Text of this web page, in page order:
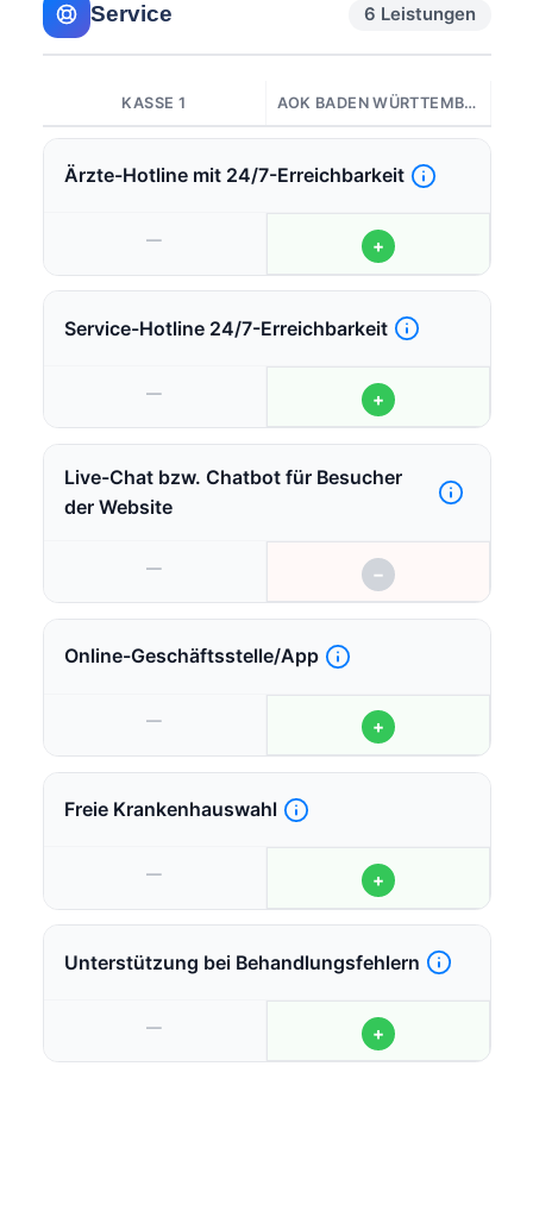
Service 6 Leistungen
KASSE 1 AOK BADEN WÜRTTEMBERG
Ärzte-Hotline mit 24/7-Erreichbarkeit
— +
Service-Hotline 24/7-Erreichbarkeit
— +
Live-Chat bzw. Chatbot für Besucher
der Website
— −
Online-Geschäftsstelle/App
— +
Freie Krankenhauswahl
— +
Unterstützung bei Behandlungsfehlern
— +